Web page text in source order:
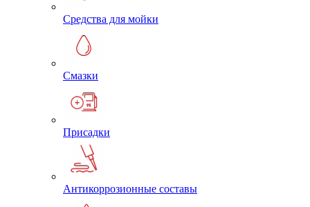
Средства для мойки
Смазки
Присадки
Антикоррозионные составы